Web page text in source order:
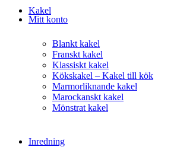
Mitt konto
Kakel
Blankt kakel
Franskt kakel
Klassiskt kakel
Kökskakel – Kakel till kök
Marmorliknande kakel
Marockanskt kakel
Mönstrat kakel
Inredning